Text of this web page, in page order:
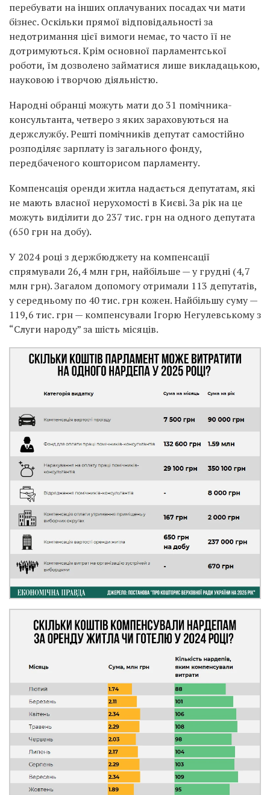
перебувати на інших оплачуваних посадах чи мати
бізнес. Оскільки прямої відповідальності за
недотримання цієї вимоги немає, то часто її не
дотримуються. Крім основної парламентської
роботи, їм дозволено займатися лише викладацькою,
науковою і творчою діяльністю.
Народні обранці можуть мати до 31 помічника-
консультанта, четверо з яких зараховуються на
держслужбу. Решті помічників депутат самостійно
розподіляє зарплату із загального фонду,
передбаченого кошторисом парламенту.
Компенсація оренди житла надається депутатам, які
не мають власної нерухомості в Києві. За рік на це
можуть виділити до 237 тис. грн на одного депутата
(650 грн на добу).
У 2024 році з держбюджету на компенсації
спрямували 26,4 млн грн, найбільше — у грудні (4,7
млн грн). Загалом допомогу отримали 113 депутатів,
у середньому по 40 тис. грн кожен. Найбільшу суму —
119,6 тис. грн — компенсували Ігорю Негулевському з
“Слуги народу” за шість місяців.